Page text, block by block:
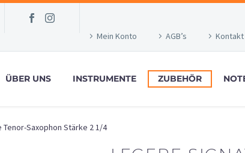
Mein Konto
AGB’s Kontakt
ÜBER UNS INSTRUMENTE ZUBEHÖR
Saxophon Stärke 2 1/4